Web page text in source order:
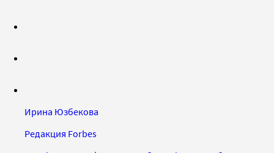
Ирина Юзбекова
Редакция Forbes